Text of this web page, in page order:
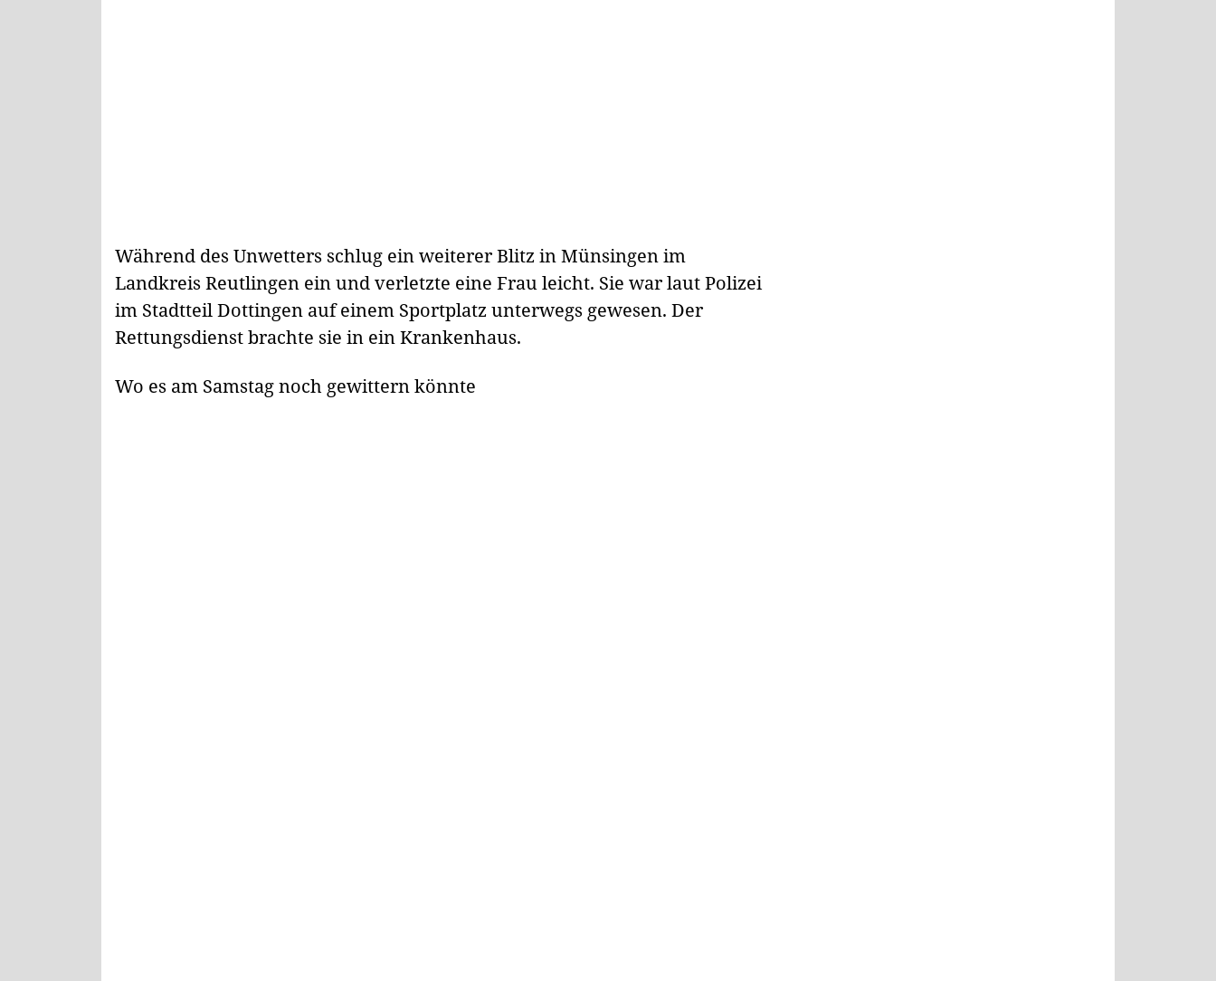
Während des Unwetters schlug ein weiterer Blitz in Münsingen im
Landkreis Reutlingen ein und verletzte eine Frau leicht. Sie war laut Polizei
im Stadtteil Dottingen auf einem Sportplatz unterwegs gewesen. Der
Rettungsdienst brachte sie in ein Krankenhaus.
Wo es am Samstag noch gewittern könnte